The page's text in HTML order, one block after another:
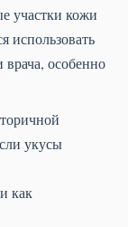
участки кожи
использовать
врача, особенно
укусы
как